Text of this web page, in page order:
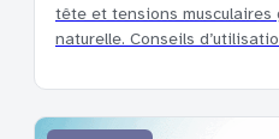
tête et tensions musculaires
naturelle. Conseils